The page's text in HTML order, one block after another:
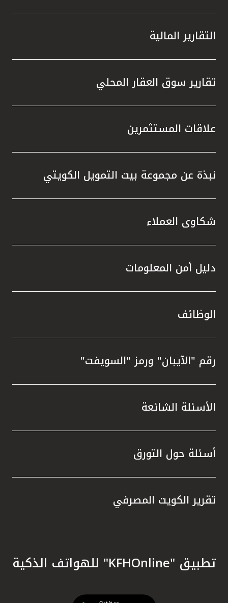
التقارير المالية
تقارير سوق العقار المحلي
علاقات المستثمرين
نبذة عن مجموعة بيت التمويل الكويتي
شكاوى العملاء
دليل أمن المعلومات
الوظائف
رقم "الآيبان" ورمز "السويفت"
الأسئلة الشائعة
أسئلة حول التورق
تقرير الكويت المصرفي
تطبيق "KFHOnline" للهواتف الذكية